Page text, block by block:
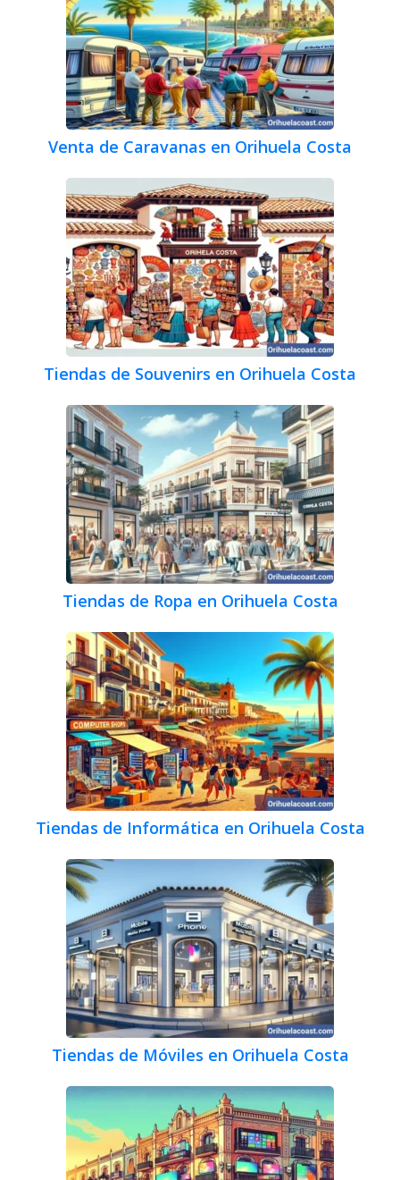
Venta de Caravanas en Orihuela Costa
Tiendas de Souvenirs en Orihuela Costa
Tiendas de Ropa en Orihuela Costa
Tiendas de Informática en Orihuela Costa
Tiendas de Móviles en Orihuela Costa